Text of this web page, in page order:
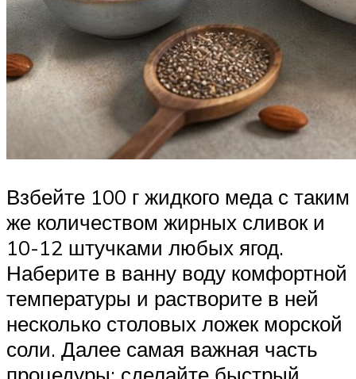
Взбейте 100 г жидкого меда с таким
же количеством жирных сливок и
10-12 штучками любых ягод.
Наберите в ванну воду комфортной
температуры и растворите в ней
несколько столовых ложек морской
соли. Далее самая важная часть